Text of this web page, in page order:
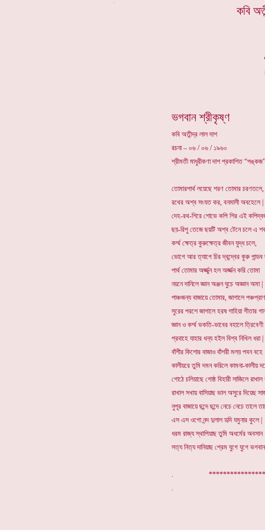
কবি
ভগবান শ্রীকৃষ্ণ
কবি অতীন্দ্র লাল দাশ
রচনা – ০৬ / ০৬ / ১৯৬০
শ্রীমতী মাধুরীকণা দাশ প্রকাশিত
তোমারপার্থ লয়েছে শরণ তোমার চরণতলে,
রথের অশ্ব সংযত কর, বনমালী অবহেলে |
দেহ-রথ-শিরে শোভে কপি শির এই
ছয়-রিপু তেজে ছয়টি অশ্ব টেনে চলে এ
কর্ম্ম ক্ষেত্র কুরুক্ষেত্র জীবন যুদ্ধ চলে,
ভোগে আর ত্যাগে চির দ্বন্দ্বের কুরু পান্ডব
পার্থ তোমার অর্জ্জুন হল অর্জ্জন করি তোমা
নয়নে দানিলে জ্ঞান অঞ্জন ঘুচে অজ্ঞান অমা |
পাঞ্চজন্য বাজায়ে তোমার, জাগালে
সুরের পরশে জাগালে হরষ গাহিয়া গীতার
জ্ঞান ও কর্ম্ম ভকতি-ভাবের বহালে ত্রিবেণী
প্রবাহে যাহার ধন্য হইল বিশ্ব নিখিল ধরা |
বাঁশীর কিশোর বাজাও বাঁশরী মলয় পবন বহে
কালীয়রে তুমি দমন করিলে কামনা-কালীয়
গোঠে চলিয়াছে গোষ্ঠ বিহারী সাজিলে রাখাল
রাখাল সখায় বাসিয়াছ ভাল অসুরে দিয়েছ
নুপূর বাজায়ে ছন্দে ছন্দে নেচে নেচে তালে
এস এস ওগো নন্দ দুলাল হৃদি যমুনার কুলে |
ধরম রাজ্য স্থাপিয়াছ তুমি অধর্মের অবসান
সত্য নিত্য দানিয়াছ প্রেম যুগে যুগে
.